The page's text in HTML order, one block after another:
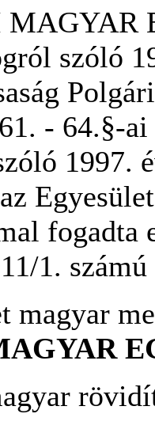
szóló
- 64.§-ai
1997.
fogadta
1.
magyar